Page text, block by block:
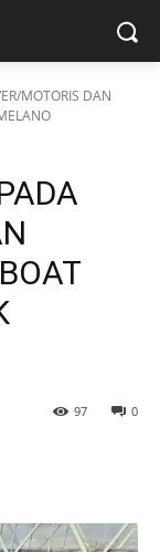
MOTORIS DAN
0
97